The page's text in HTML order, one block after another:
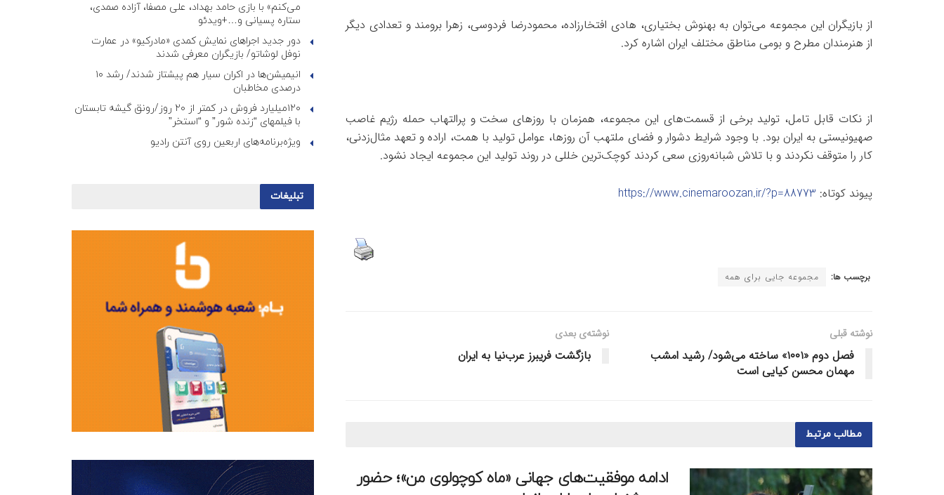
از بازیگران این مجموعه می‌توان به بهنوش بختیاری، هادی افتخارزاده، محمودرضا فردوسی، زهرا برومند و تعدادی دیگر
از هنرمندان مطرح و بومی مناطق مختلف ایران اشاره کرد.
از نکات قابل تامل، تولید برخی از قسمت‌های این مجموعه، همزمان با روزهای سخت و پرالتهاب حمله رژیم غاصب
صهیونیستی به ایران بود. با وجود شرایط دشوار و فضای ملتهب آن روزها، عوامل تولید با همت، اراده و تعهد مثال‌زدنی،
کار را متوقف نکردند و با تلاش شبانه‌روزی سعی کردند کوچک‌ترین خللی در روند تولید این مجموعه ایجاد نشود.
پیوند کوتاه: https://www.cinemaroozan.ir/?p=88773
برچسب ها: مجموعه جایی برای همه
نوشته قبلی
فصل دوم «۱۰۰۱» ساخته می‌شود/ رشید امشب
مهمان محسن کیایی است
نوشته‌ی بعدی
بازگشت فریبرز عرب‌نیا به ایران
مطالب مرتبط
ادامه موفقیت‌های جهانی «ماه کوچولوی من»؛ حضور
می‌کنم» با بازی حامد بهداد، علی مصفا، آزاده صمدی،
ستاره پسیانی و…+ویدئو
دور جدید اجراهای نمایش کمدی «مادرکیو» در عمارت
نوفل لوشاتو/ بازیگران معرفی شدند
انیمیشن‌ها در اکران سیار هم پیشتاز شدند/ رشد ۱۰
درصدی مخاطبان
۱۲۰میلیارد فروش در کمتر از ۲۰ روز/رونق گیشه تابستان
با فیلمهای “زنده شور” و “استخر”
ویژه‌برنامه‌های اربعین روی آنتن رادیو
تبلیغات